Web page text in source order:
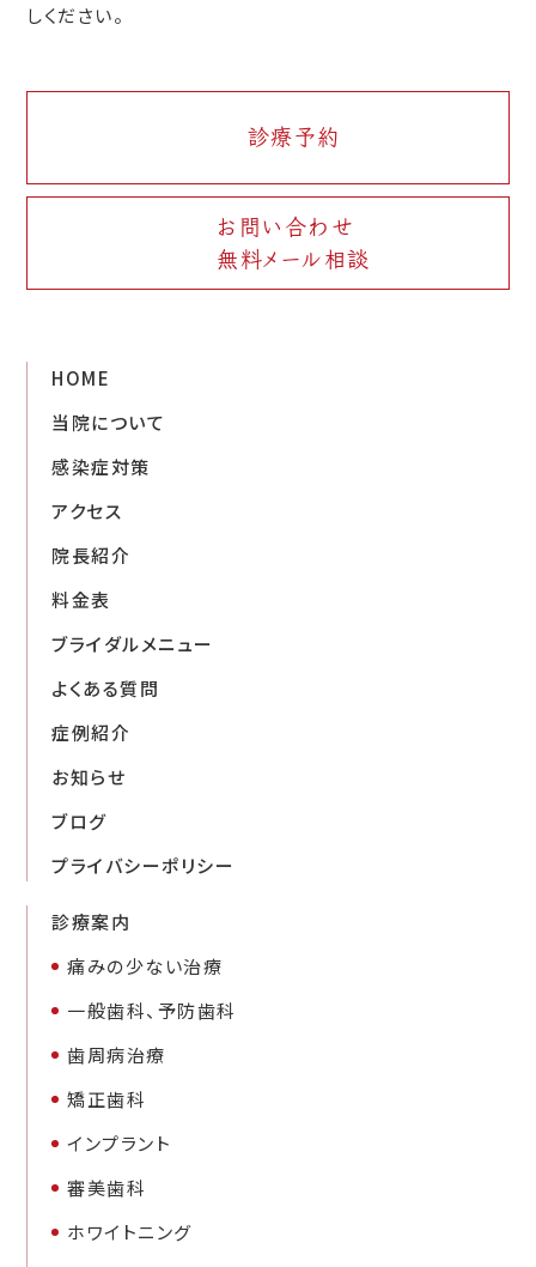
しください。
診療予約
お問い合わせ
無料メール相談
HOME
当院について
感染症対策
アクセス
院長紹介
料金表
ブライダルメニュー
よくある質問
症例紹介
お知らせ
ブログ
プライバシーポリシー
診療案内
痛みの少ない治療
一般歯科、予防歯科
歯周病治療
矯正歯科
インプラント
審美歯科
ホワイトニング